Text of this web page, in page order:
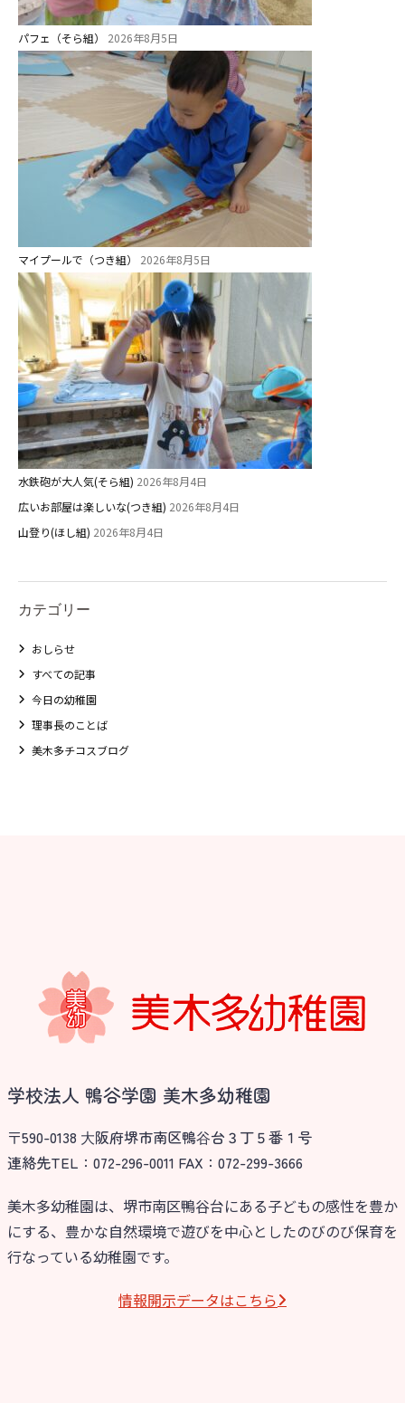
パフェ（そら組） 2026年8月5日
マイプールで（つき組） 2026年8月5日
水鉄砲が大人気(そら組) 2026年8月4日
広いお部屋は楽しいな(つき組) 2026年8月4日
山登り(ほし組) 2026年8月4日
カテゴリー
おしらせ
すべての記事
今日の幼稚園
理事長のことば
美木多チコスブログ
学校法人 鴨谷学園 美木多幼稚園
〒590-0138 ⼤阪府堺市南区鴨⾕台３丁５番１号
連絡先TEL：072-296-0011 FAX：072-299-3666
美木多幼稚園は、堺市南区鴨谷台にある子どもの感性を豊か
にする、豊かな自然環境で遊びを中心としたのびのび保育を
行なっている幼稚園です。
情報開⽰データはこちら